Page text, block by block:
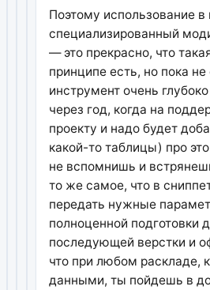
Поэтому использование в
специализированный
— это прекрасно, что
принципе есть, но пока
инструмент очень
через год, когда на
проекту и надо будет
какой-то таблицы) про
не вспомнишь и
то же самое, что в
передать нужные
полноценной подготовки
последующей верстки и
что при любом раскладе,
данными, ты пойдешь в